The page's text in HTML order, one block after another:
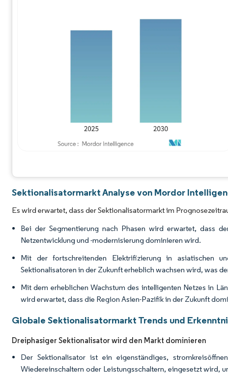
Bild © Mordor Intelligence. Wiederverwendung erfordert
Sektionalisatormarkt Analyse von Mordor
Es wird erwartet, dass der Sektionalisatormarkt im
Bei der Segmentierung nach Phasen wird erwartet, dass
Netzentwicklung und -modernisierung dominieren wird.
Mit der fortschreitenden Elektrifizierung in asiatischen
Sektionalisatoren in der Zukunft erheblich wachsen wird, was
Mit dem erheblichen Wachstum des intelligenten Netzes in
wird erwartet, dass die Region Asien-Pazifik in der Zukunft
Globale Sektionalisatormarkt Trends und
Dreiphasiger Sektionalisator wird den Markt dominieren
Der Sektionalisator ist ein eigenständiges,
Wiedereinschaltern oder Leistungsschaltern, eingesetzt wird,